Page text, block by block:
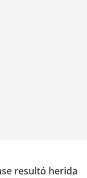
resultó herida